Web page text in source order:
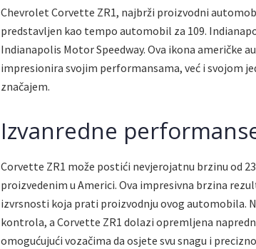
Chevrolet Corvette ZR1, najbrži proizvodni
predstavljen kao tempo automobil za 109.
Indianapolis Motor Speedway. Ova ikona američke
impresionira svojim performansama, već i svojom
značajem.
Izvanredne
Corvette ZR1 može postići nevjerojatnu brzinu od
proizvedenim u Americi. Ova impresivna brzina
izvrsnosti koja prati proizvodnju ovog automobila.
kontrola, a Corvette ZR1 dolazi opremljena
omogućujući vozačima da osjete svu snagu i